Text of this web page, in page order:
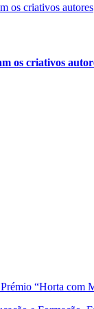
os criativos